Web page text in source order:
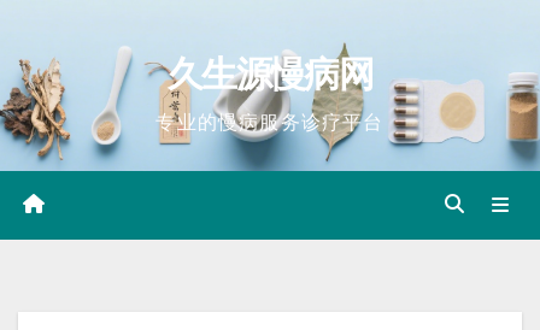
content
久生源慢病网
专业的慢病服务诊疗平台